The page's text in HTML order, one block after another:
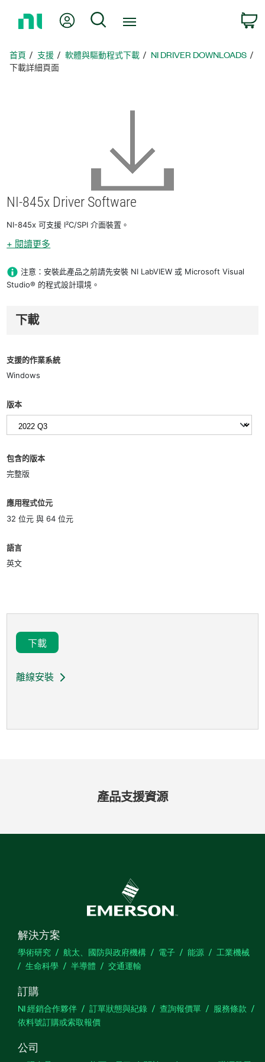
頁
我的帳號 搜尋
首頁 支援 軟體與驅動程式下載
NI DRIVER DOWNLOADS
下載詳細頁面
NI-845x Driver Software
NI-845x 可支援 I²C/SPI 介面裝置。
+ 閱讀更多
注意：安裝此產品之前請先安裝 NI LabVIEW 或 Microsoft Visual
Studio® 的程式設計環境。
下載
支援的作業系統
Windows
版本
包含的版本
完整版
應用程式位元
32 位元 與 64 位元
語言
英文
下載
離線安裝
產品支援資源
解決方案
學術研究 航太、國防與政府機構 電子 能源
工業機械
生命科學
半導體 交通運輸
訂購
NI 經銷合作夥伴 訂單狀態與紀錄 查詢報價單
服務條款
依料號訂購或索取報價
公司